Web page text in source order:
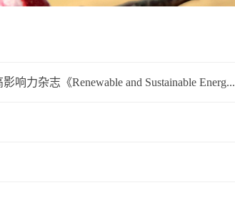
力杂志《Renewable and Sustainable Energ...